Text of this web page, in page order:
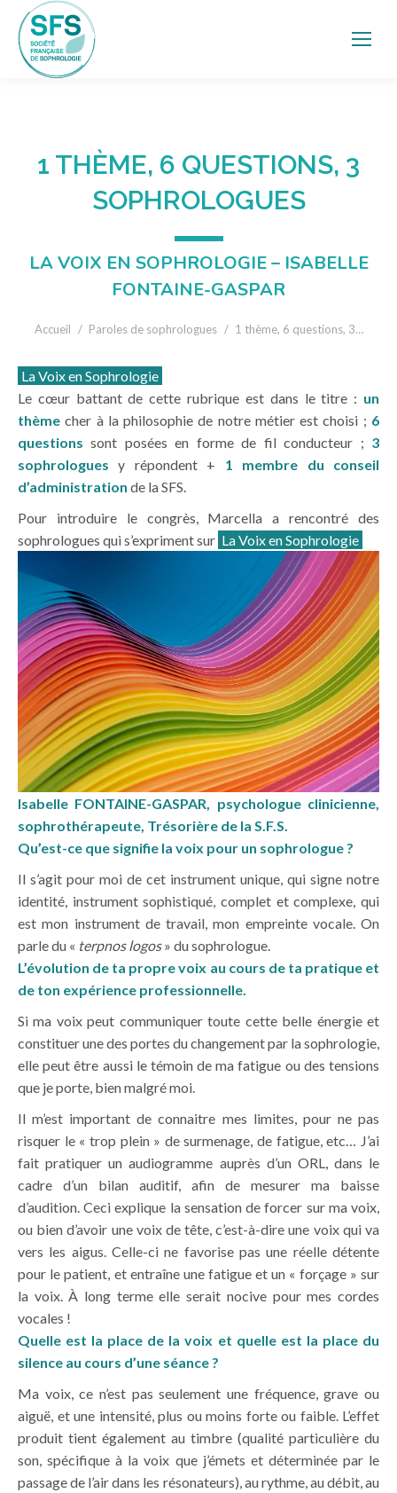
1 THÈME, 6 QUESTIONS, 3
SOPHROLOGUES
LA VOIX EN SOPHROLOGIE – ISABELLE
FONTAINE-GASPAR
Vous êtes ici :
Accueil Paroles de sophrologues 1 thème, 6 questions, 3…
La Voix en Sophrologie
Le cœur battant de cette rubrique est dans le titre : un
thème cher à la philosophie de notre métier est choisi ; 6
questions sont posées en forme de fil conducteur ; 3
sophrologues y répondent + 1 membre du conseil
d’administration de la SFS.
Pour introduire le congrès, Marcella a rencontré des
sophrologues qui s’expriment sur La Voix en Sophrologie
Isabelle FONTAINE-GASPAR, psychologue clinicienne,
sophrothérapeute, Trésorière de la S.F.S.
Qu’est-ce que signifie la voix pour un sophrologue ?
Il s’agit pour moi de cet instrument unique, qui signe notre
identité, instrument sophistiqué, complet et complexe, qui
est mon instrument de travail, mon empreinte vocale. On
parle du « terpnos logos» du sophrologue.
L’évolution de ta propre voix au cours de ta pratique et
de ton expérience professionnelle.
Si ma voix peut communiquer toute cette belle énergie et
constituer une des portes du changement par la sophrologie,
elle peut être aussi le témoin de ma fatigue ou des tensions
que je porte, bien malgré moi.
Il m’est important de connaitre mes limites, pour ne pas
risquer le « trop plein » de surmenage, de fatigue, etc… J’ai
fait pratiquer un audiogramme auprès d’un ORL, dans le
cadre d’un bilan auditif, afin de mesurer ma baisse
d’audition. Ceci explique la sensation de forcer sur ma voix,
ou bien d’avoir une voix de tête, c’est-à-dire une voix qui va
vers les aigus. Celle-ci ne favorise pas une réelle détente
pour le patient, et entraîne une fatigue et un « forçage » sur
la voix. À long terme elle serait nocive pour mes cordes
vocales !
Quelle est la place de la voix et quelle est la place du
silence au cours d’une séance ?
Ma voix, ce n’est pas seulement une fréquence, grave ou
aiguë, et une intensité, plus ou moins forte ou faible. L’effet
produit tient également au timbre (qualité particulière du
son, spécifique à la voix que j’émets et déterminée par le
passage de l’air dans les résonateurs), au rythme, au débit, au